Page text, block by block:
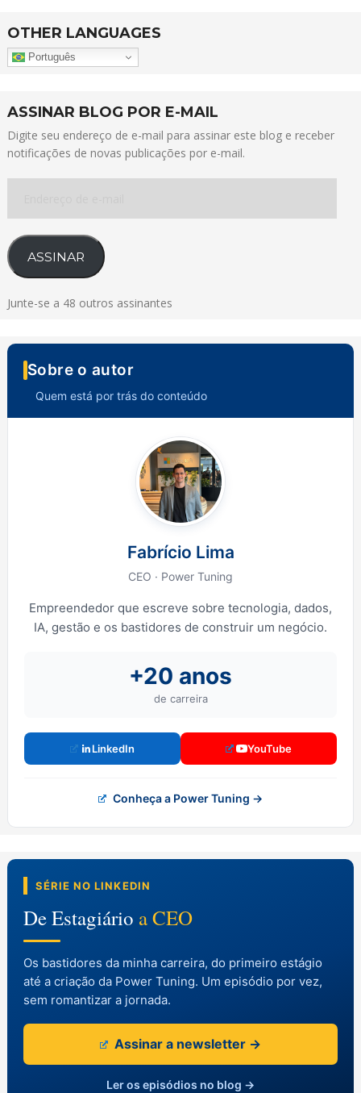
OTHER LANGUAGES
Português
ASSINAR BLOG POR E-MAIL
Digite seu endereço de e-mail para assinar este blog e receber
notificações de novas publicações por e-mail.
e-
mail
ASSINAR
Junte-se a 48 outros assinantes
Sobre o autor
Quem está por trás do conteúdo
Fabrício Lima
CEO · Power Tuning
Empreendedor que escreve sobre tecnologia, dados,
IA, gestão e os bastidores de construir um negócio.
+20 anos
de carreira
LinkedIn YouTube
Conheça a Power Tuning →
SÉRIE NO LINKEDIN
De Estagiário a CEO
Os bastidores da minha carreira, do primeiro estágio
até a criação da Power Tuning. Um episódio por vez,
sem romantizar a jornada.
Assinar a newsletter →
Ler os episódios no blog →